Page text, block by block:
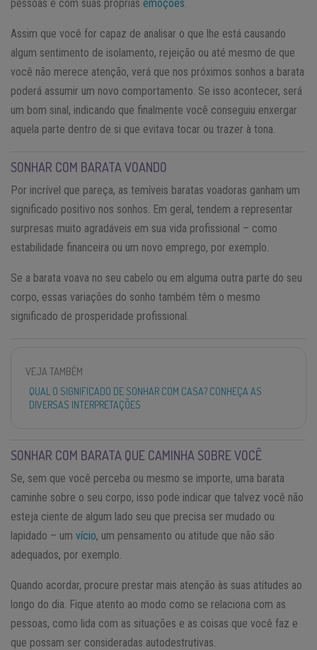
pessoas e com suas próprias emoções
Assim que você for capaz de analisar o que lhe está causando
algum sentimento de isolamento, rejeição ou até mesmo de que
você não merece atenção, verá que nos próximos sonhos a barata
poderá assumir um novo comportamento. Se isso acontecer, será
um bom sinal, indicando que finalmente você conseguiu enxergar
aquela parte dentro de si que evitava tocar ou trazer à tona.
SONHAR COM BARATA VOANDO
Por incrível que pareça, as temíveis baratas voadoras ganham um
significado positivo nos sonhos. Em geral, tendem a representar
surpresas muito agradáveis em sua vida profissional – como
estabilidade financeira ou um novo emprego, por exemplo.
Se a barata voava no seu cabelo ou em alguma outra parte do seu
corpo, essas variações do sonho também têm o mesmo
significado de prosperidade profissional.
VEJA TAMBÉM
QUAL O SIGNIFICADO DE SONHAR COM CASA? CONHEÇA AS
DIVERSAS INTERPRETAÇÕES
SONHAR COM BARATA QUE CAMINHA SOBRE VOCÊ
Se, sem que você perceba ou mesmo se importe, uma barata
caminhe sobre o seu corpo, isso pode indicar que talvez você não
esteja ciente de algum lado seu que precisa ser mudado ou
lapidado – um vício, um pensamento ou atitude que não são
adequados, por exemplo.
Quando acordar, procure prestar mais atenção às suas atitudes ao
longo do dia. Fique atento ao modo como se relaciona com as
pessoas, como lida com as situações e as coisas que você faz e
que possam ser consideradas autodestrutivas.